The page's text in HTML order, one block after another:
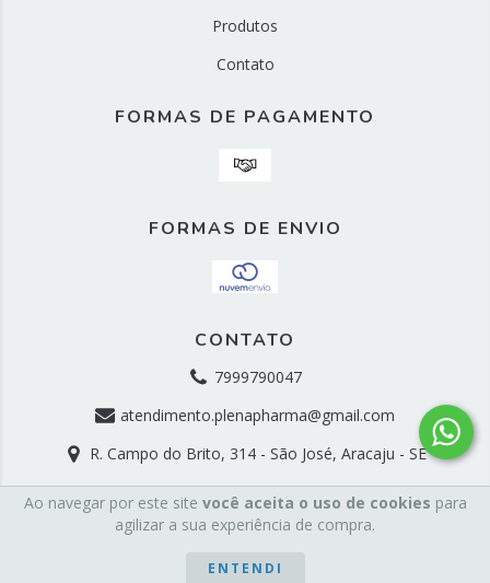
Ao navegar por este site você aceita o uso de cookies para
agilizar a sua experiência de compra.
ENTENDI
Produtos
Contato
FORMAS DE PAGAMENTO
FORMAS DE ENVIO
CONTATO
7999790047
atendimento.plenapharma@gmail.com
R. Campo do Brito, 314 - São José, Aracaju - SE
Copyright PlenaPharma Farmácia e Manipulação -
31248273000183 - 2026. Todos os direitos reservados.